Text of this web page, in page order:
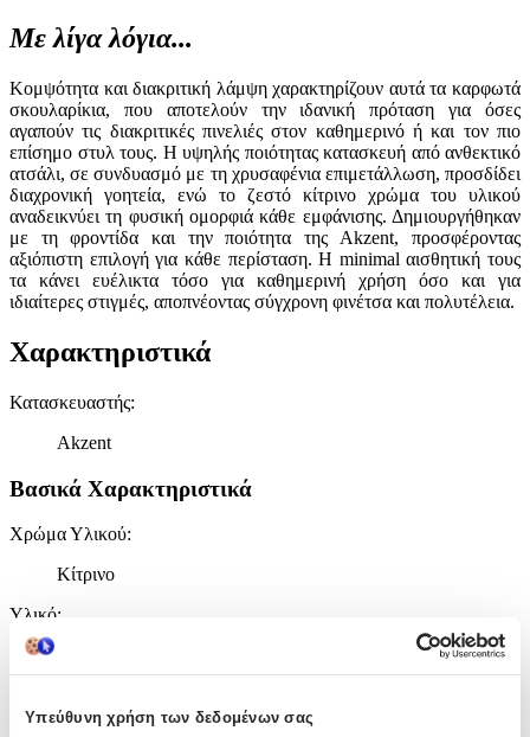
Υπεύθυνη χρήση των δεδομένων σας
Με λίγα λόγια...
Κομψότητα και διακριτική λάμψη χαρακτηρίζουν αυτά τα καρφωτά
σκουλαρίκια, που αποτελούν την ιδανική πρόταση για όσες
αγαπούν τις διακριτικές πινελιές στον καθημερινό ή και τον πιο
επίσημο στυλ τους. Η υψηλής ποιότητας κατασκευή από ανθεκτικό
ατσάλι, σε συνδυασμό με τη χρυσαφένια επιμετάλλωση, προσδίδει
διαχρονική γοητεία, ενώ το ζεστό κίτρινο χρώμα του υλικού
αναδεικνύει τη φυσική ομορφιά κάθε εμφάνισης. Δημιουργήθηκαν
με τη φροντίδα και την ποιότητα της Akzent, προσφέροντας
αξιόπιστη επιλογή για κάθε περίσταση. Η minimal αισθητική τους
τα κάνει ευέλικτα τόσο για καθημερινή χρήση όσο και για
ιδιαίτερες στιγμές, αποπνέοντας σύγχρονη φινέτσα και πολυτέλεια.
Χαρακτηριστικά
Κατασκευαστής:
Akzent
Βασικά Χαρακτηριστικά
Χρώμα Υλικού:
Κίτρινο
Υλικό: